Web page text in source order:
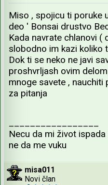
Miso , spojicu ti poruke
deo ' Bonsai drustvo
Kada navrate chlanovi (
slobodno im kazi koliko
Dok ti se neko ne javi
proshvrljash ovim
mnoge savete ,
za pitanja
_________________
Necu da mi život
ne da me vuku
misa011
Novi član